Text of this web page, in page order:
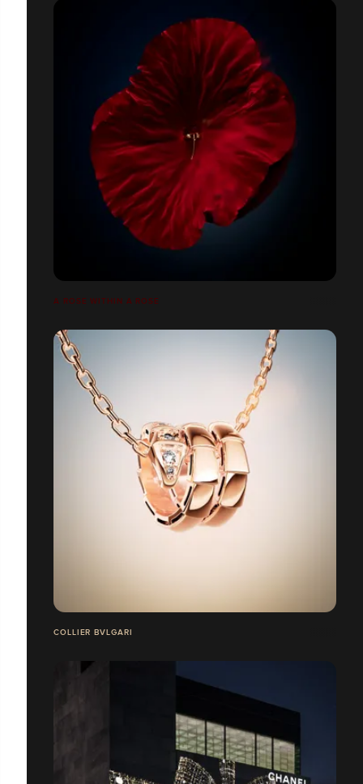
A ROSE WITHIN A ROSE
COLLIER BVLGARI